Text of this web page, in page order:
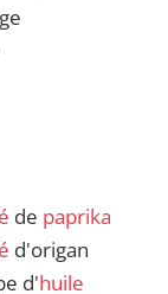
de paprika
d'origan
d'huile